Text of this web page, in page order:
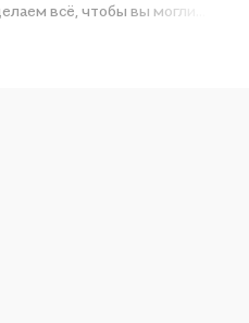
всё, чтобы вы могли